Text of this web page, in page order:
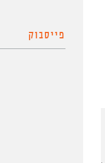
פייסבוק